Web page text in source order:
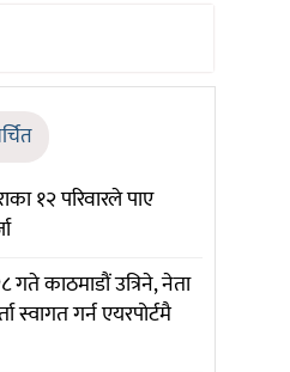
१२ परिवारले पाए
गते काठमाडौं उत्रिने, नेता
स्वागत गर्न एयरपोर्टमै